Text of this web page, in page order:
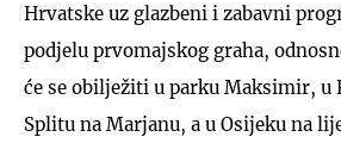
Hrvatske uz glazbeni i zabavni
podjelu prvomajskog graha,
će se obilježiti u parku Maksimir, u
Splitu na Marjanu, a u Osijeku na